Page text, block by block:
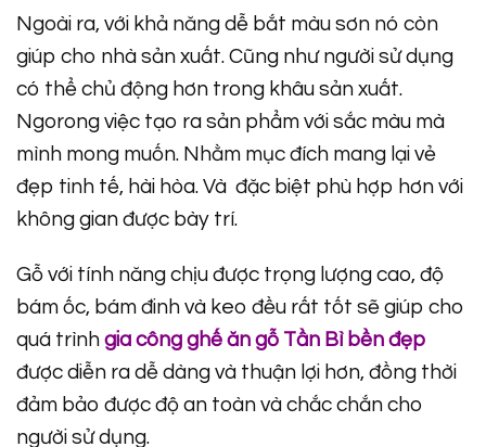
Ngoài ra, với khả năng dễ bắt màu sơn nó còn
giúp cho nhà sản xuất. Cũng như người sử dụng
có thể chủ động hơn trong khâu sản xuất.
Ngorong việc tạo ra sản phẩm với sắc màu mà
mình mong muốn. Nhằm mục đích mang lại vẻ
đẹp tinh tế, hài hòa. Và đặc biệt phù hợp hơn với
không gian được bày trí.
Gỗ với tính năng chịu được trọng lượng cao, độ
bám ốc, bám đinh và keo đều rất tốt sẽ giúp cho
quá trình gia công ghế ăn gỗ Tần Bì bền đẹp
được diễn ra dễ dàng và thuận lợi hơn, đồng thời
đảm bảo được độ an toàn và chắc chắn cho
người sử dụng.